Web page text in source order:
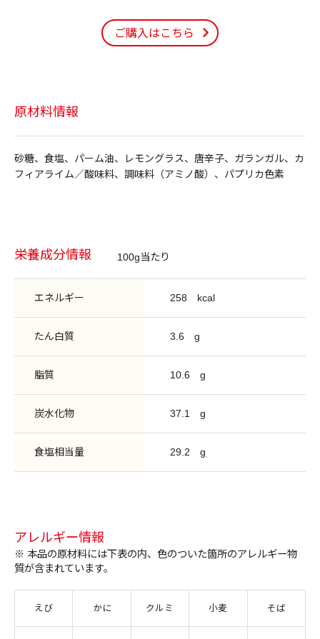
ご購入はこちら
原材料情報
砂糖、食塩、パーム油、レモングラス、唐辛子、ガランガル、カ
フィアライム／酸味料、調味料（アミノ酸）、パプリカ色素
栄養成分情報 100g当たり
エネルギー 258 kcal
たん白質 3.6 g
脂質 10.6 g
炭水化物 37.1 g
食塩相当量 29.2 g
アレルギー情報
※ 本品の原材料には下表の内、色のついた箇所のアレルギー物
質が含まれています。
えび かに クルミ 小麦 そば